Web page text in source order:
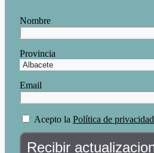
Nombre
Provincia
Email
Acepto la Política de privacidad